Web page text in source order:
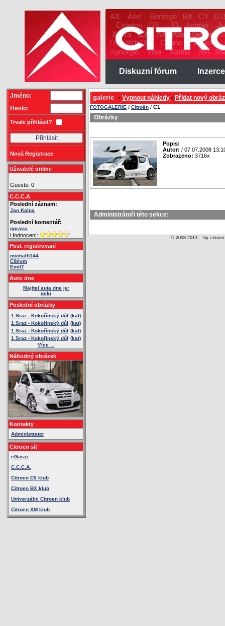
Diskuzní fórum Inzerce
Jméno:
Heslo:
Trvale přihlásit?
Nová Registrace
Uživatelé online
Guests: 0
C.C.C.A
Poslední záznam:
Jan Kalna
Poslední komentář:
oprava
Hodnocení:
Posl. registrovaní
michalh144
Cibivm
Emil7
Auto dne
Majitel auta dne je:
miki
Poslední obrázky
1.Sraz - Kokořínský důl (kat)
1.Sraz - Kokořínský důl (kat)
1.Sraz - Kokořínský důl (kat)
1.Sraz - Kokořínský důl (kat)
Více ...
Náhodný obrázek
Kontakty
Administrator
Citroën síť
eGaraz
C.C.C.A.
Citroen C5 klub
Citroen BX klub
Univerzálni Citroen klub
Citroen XM klub
galerie • Vypnout náhledy • Přidat nový
FOTOGALERIE / Citroën / C1
Obrázky
Popis:
Autor: / 07.07.2008
Zobrazeno: 3716x
Administrátoři této sekce:
© 2008-2013 :: by